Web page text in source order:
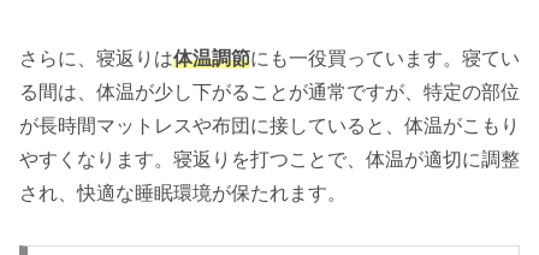
さらに、寝返りは体温調節にも一役買っています。寝てい
る間は、体温が少し下がることが通常ですが、特定の部位
が長時間マットレスや布団に接していると、体温がこもり
やすくなります。寝返りを打つことで、体温が適切に調整
され、快適な睡眠環境が保たれます。